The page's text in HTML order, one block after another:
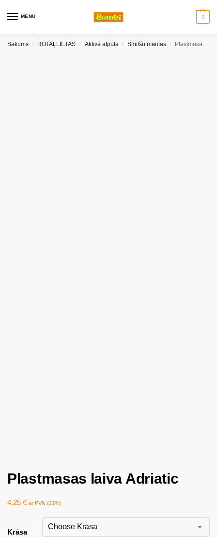
MENU 0
Sākums / ROTAĻLIETAS / Aktīvā atpūta / Smilšu mantas / Plastmasas laiva Adriatic
Plastmasas laiva Adriatic
4.25 € ar PVN (21%)
Krāsa